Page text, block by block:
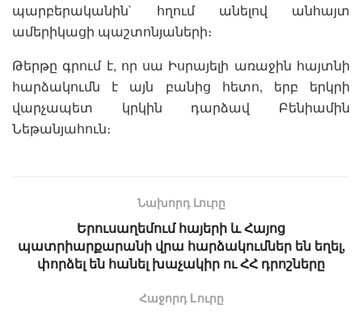
պարբերականին` հղում անելով անհայտ
ամերիկացի պաշտոնյաների։
Թերթը գրում է, որ սա Իսրայելի առաջին հայտնի
հարձակումն է այն բանից հետո, երբ երկրի
վարչապետ կրկին դարձավ Բենիամին
Նեթանյահուն։
Նախորդ Լուրը
Երուսաղեմում հայերի և Հայոց
պատրիարքարանի վրա հարձակումներ են եղել,
փորձել են հանել խաչակիր ու ՀՀ դրոշները
Հաջորդ Lուրը